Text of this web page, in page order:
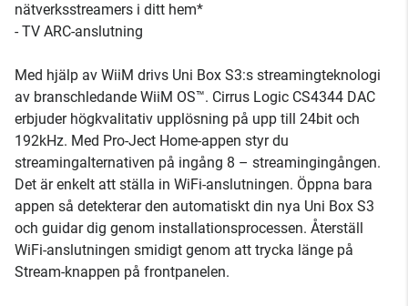
nätverksstreamers i ditt hem*
- TV ARC-anslutning
Med hjälp av WiiM drivs Uni Box S3:s streamingteknologi
av branschledande WiiM OS™. Cirrus Logic CS4344 DAC
erbjuder högkvalitativ upplösning på upp till 24bit och
192kHz. Med Pro-Ject Home-appen styr du
streamingalternativen på ingång 8 – streamingingången.
Det är enkelt att ställa in WiFi-anslutningen. Öppna bara
appen så detekterar den automatiskt din nya Uni Box S3
och guidar dig genom installationsprocessen. Återställ
WiFi-anslutningen smidigt genom att trycka länge på
Stream-knappen på frontpanelen.